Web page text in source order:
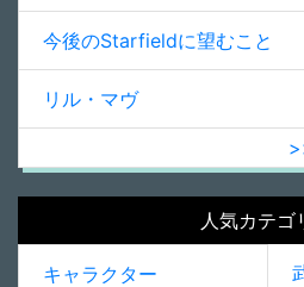
今後のStarfieldに望むこと
リル・マヴ
人気カテゴ
キャラクター